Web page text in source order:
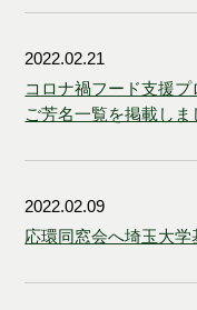
2022.02.21
コロナ禍フード支援
ご芳名一覧を掲載しま
2022.02.09
応環同窓会へ埼玉大